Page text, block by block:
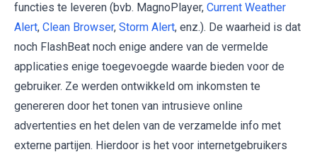
functies te leveren (bvb. MagnoPlayer, Current Weather
Alert, Clean Browser, Storm Alert, enz.). De waarheid is dat
noch FlashBeat noch enige andere van de vermelde
applicaties enige toegevoegde waarde bieden voor de
gebruiker. Ze werden ontwikkeld om inkomsten te
genereren door het tonen van intrusieve online
advertenties en het delen van de verzamelde info met
externe partijen. Hierdoor is het voor internetgebruikers